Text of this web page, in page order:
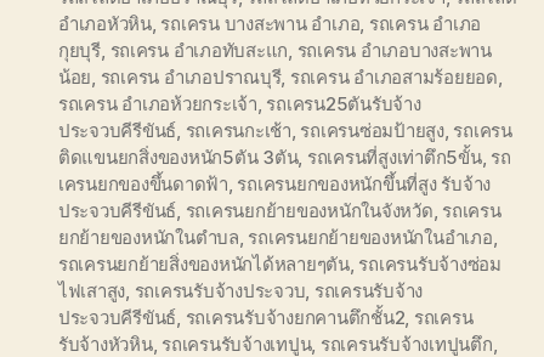
อำเภอหัวหิน, รถเครน บางสะพาน อำเภอ รถเครน อำเภอ
กุยบุรี รถเครน อำเภอทับสะแก รถเครน อำเภอบางสะพาน
น้อย รถเครน อำเภอปราณบุรี, รถเครน อำเภอสามร้อยยอด
รถเครน อำเภอห้วยกระเจ้า รถเครน25ตันรับจ้าง
ประจวบคีรีขันธ์ รถเครนกะเช้า รถเครนซ่อมป้ายสูง, รถเครน
ติดแขนยกสิ่งของหนัก5ตัน 3ตัน, รถเครนที่สูงเท่าตึก5ขั้น, รถ
เครนยกของขึ้นดาดฟ้า รถเครนยกของหนักขึ้นที่สูง รับจ้าง
ประจวบคีรีขันธ์ รถเครนยกย้ายของหนักในจังหวัด รถเครน
ยกย้ายของหนักในตำบล รถเครนยกย้ายของหนักในอำเภอ
รถเครนยกย้ายสิ่งของหนักได้หลายๆตัน, รถเครนรับจ้างซ่อม
ไฟเสาสูง รถเครนรับจ้างประจวบ รถเครนรับจ้าง
ประจวบคีรีขันธ์ รถเครนรับจ้างยกคานตึกชั้น2 รถเครน
รับจ้างหัวหิน, รถเครนรับจ้างเทปูน, รถเครนรับจ้างเทปูนตึก